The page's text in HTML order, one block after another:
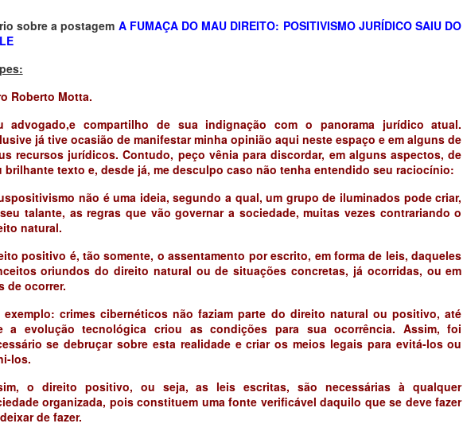
sobre a postagem A FUMAÇA DO MAU DIREITO: POSITIVISMO JURÍDICO SAIU DO
Roberto Motta.
advogado,e compartilho de sua indignação com o panorama jurídico atual.
já tive ocasião de manifestar minha opinião aqui neste espaço e em alguns de
recursos jurídicos. Contudo, peço vênia para discordar, em alguns aspectos, de
brilhante texto e, desde já, me desculpo caso não tenha entendido seu raciocínio:
não é uma ideia, segundo a qual, um grupo de iluminados pode criar,
talante, as regras que vão governar a sociedade, muitas vezes contrariando o
natural.
positivo é, tão somente, o assentamento por escrito, em forma de leis, daqueles
oriundos do direito natural ou de situações concretas, já ocorridas, ou em
de ocorrer.
exemplo: crimes cibernéticos não faziam parte do direito natural ou positivo, até
a evolução tecnológica criou as condições para sua ocorrência. Assim, foi
se debruçar sobre esta realidade e criar os meios legais para evitá-los ou
los.
o direito positivo, ou seja, as leis escritas, são necessárias à qualquer
organizada, pois constituem uma fonte verificável daquilo que se deve fazer
de fazer.